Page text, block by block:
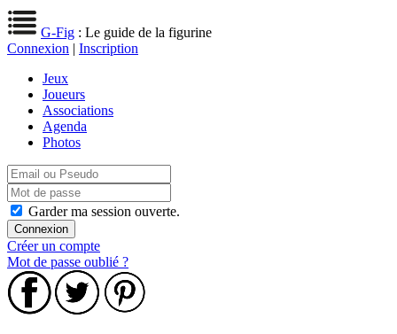
G-Fig : Le guide de la figurine
Connexion | Inscription
Jeux
Joueurs
Associations
Agenda
Photos
Garder ma session ouverte.
Créer un compte
Mot de passe oublié ?